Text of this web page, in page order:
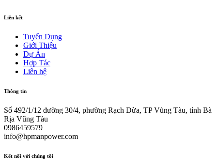
Liên kết
Tuyển Dụng
Giới Thiệu
Dự Án
Hợp Tác
Liên hệ
Thông tin
Số 492/1/12 đường 30/4, phường Rạch Dừa, TP Vũng Tàu, tỉnh Bà
Rịa Vũng Tàu
0986459579
info@hpmanpower.com
Kết nối với chúng tôi